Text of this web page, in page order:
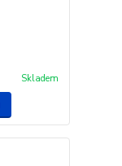
Skladem